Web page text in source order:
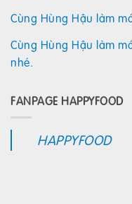
Cùng Hùng Hậu làm
Cùng Hùng Hậu làm
nhé.
FANPAGE HAPPYFOOD
HAPPYFOOD